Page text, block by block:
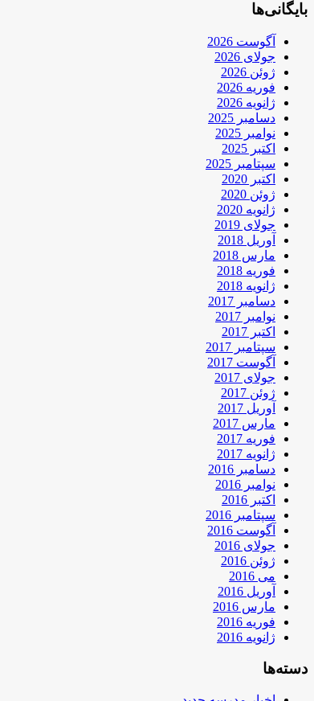
بایگانی‌ها
آگوست 2026
جولای 2026
ژوئن 2026
فوریه 2026
ژانویه 2026
دسامبر 2025
نوامبر 2025
اکتبر 2025
سپتامبر 2025
اکتبر 2020
ژوئن 2020
ژانویه 2020
جولای 2019
آوریل 2018
مارس 2018
فوریه 2018
ژانویه 2018
دسامبر 2017
نوامبر 2017
اکتبر 2017
سپتامبر 2017
آگوست 2017
جولای 2017
ژوئن 2017
آوریل 2017
مارس 2017
فوریه 2017
ژانویه 2017
دسامبر 2016
نوامبر 2016
اکتبر 2016
سپتامبر 2016
آگوست 2016
جولای 2016
ژوئن 2016
می 2016
آوریل 2016
مارس 2016
فوریه 2016
ژانویه 2016
دسته‌ها